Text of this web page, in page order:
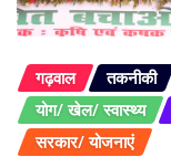
गढ़वाल
तकनीकी
योग/ खेल/ स्वास्थ्य
सरकार/ योजनाएं